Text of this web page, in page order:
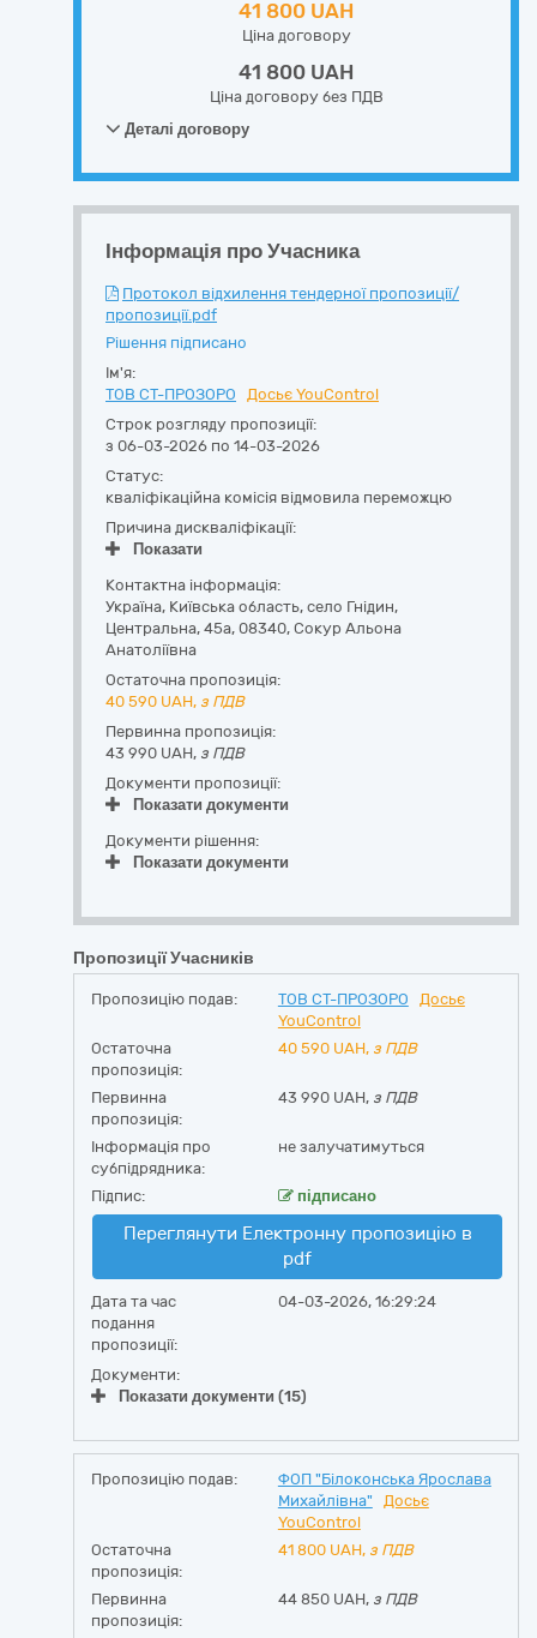
41 800 UAH
Ціна договору
41 800 UAH
Ціна договору без ПДВ
Деталі договору
Інформація про Учасника
Протокол відхилення тендерної пропозиції/
пропозиції.pdf
Рішення підписано
Ім'я:
ТОВ СТ-ПРОЗОРО
Досьє YouControl
Строк розгляду пропозиції:
з 06-03-2026 по 14-03-2026
Статус:
кваліфікаційна комісія відмовила переможцю
Причина дискваліфікації:
Показати
Контактна інформація:
Україна, Київська область, село Гнідин,
Центральна, 45а, 08340, Сокур Альона
Анатоліївна
Остаточна пропозиція:
40 590 UAH, з ПДВ
Первинна пропозиція:
43 990 UAH, з ПДВ
Документи пропозиції:
Показати документи
Документи рішення:
Показати документи
Пропозиції Учасників
Пропозицію подав: ТОВ СТ-ПРОЗОРО
Досьє
YouControl
Остаточна
пропозиція:
40 590 UAH, з ПДВ
Первинна
пропозиція:
43 990 UAH, з ПДВ
Інформація про
субпідрядника:
не залучатимуться
Підпис: підписано
Переглянути Електронну пропозицію в
pdf
Дата та час
подання
пропозиції:
04-03-2026, 16:29:24
Документи:
Показати документи (15)
Пропозицію подав:
ФОП "Білоконська Ярослава
Михайлівна"
Досьє
YouControl
Остаточна
пропозиція:
41 800 UAH, з ПДВ
Первинна
пропозиція:
44 850 UAH, з ПДВ